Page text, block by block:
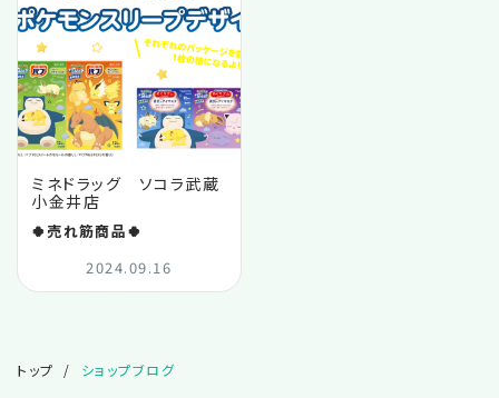
2025.05
2025.04
2024.11
2024.08
ミネドラッグ ソコラ武蔵
小金井店
🍀売れ筋商品🍀
2024.09.16
トップ ショップブログ